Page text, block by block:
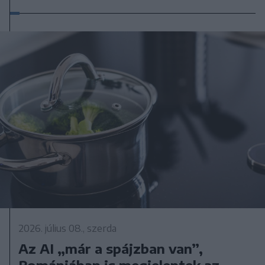
2026. július 08., szerda
Az AI „már a spájzban van”,